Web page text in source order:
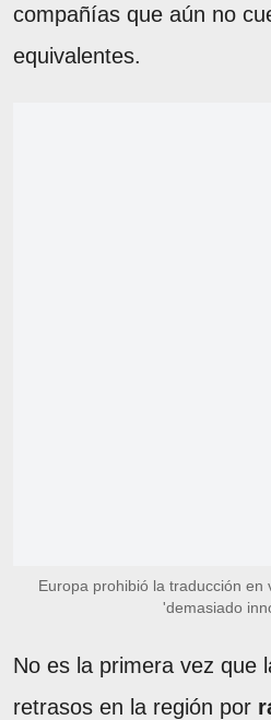
compañías que aún no
equivalentes.
Europa prohibió la traducción en
'demasiado
No es la primera vez que
retrasos en la región por